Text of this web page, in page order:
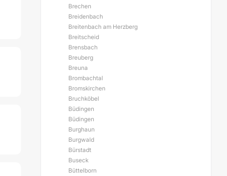
Brechen
Breidenbach
Breitenbach am Herzberg
Breitscheid
Brensbach
Breuberg
Breuna
Brombachtal
Bromskirchen
Bruchköbel
Büdingen
Büdingen
Burghaun
Burgwald
Bürstadt
Buseck
Büttelborn